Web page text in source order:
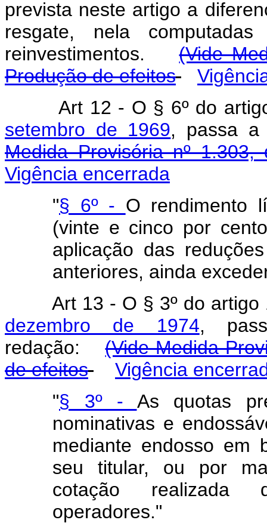
prevista neste artigo a
resgate, nela
reinvestimentos.(Vide
Produção de efeitos
Art 12 - O § 6º do
setembro de 1969, passa
Medida Provisória nº 1.303,
Vigência encerrada
"§ 6º - O rendimento
(vinte e cinco por
aplicação das
anteriores, ainda
Art 13 - O § 3º do
dezembro de 1974,
redação:(Vide Medida
de efeitos
Vigência
"§ 3º - As quotas
nominativas e
mediante endosso em
seu titular, ou por
cotação realizada
operadores."